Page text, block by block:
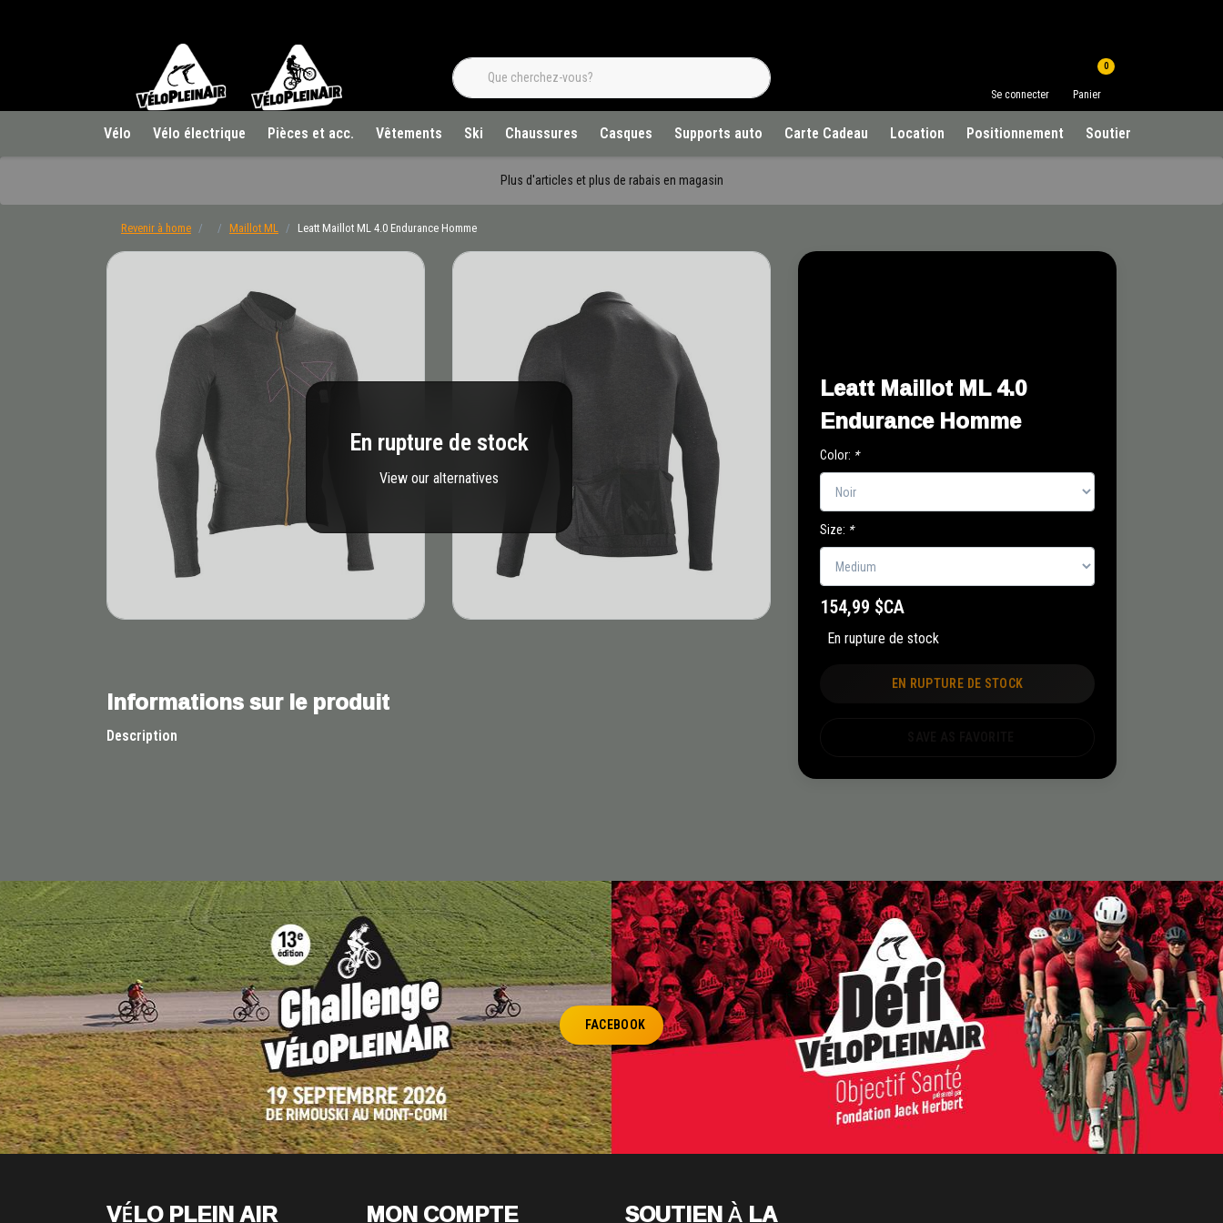
Se connecter
0
Panier
Vélo Vélo électrique Pièces et acc. Vêtements Ski Chaussures Casques Supports auto Carte Cadeau Location Positionnement Soutien à la clientèle
Plus d'articles et plus de rabais en magasin
Revenir à home Maillot ML Leatt Maillot ML 4.0 Endurance Homme
Leatt Maillot ML 4.0
Endurance Homme
Color: *
Size: *
154,99 $CA
En rupture de stock
EN RUPTURE DE STOCK
En rupture de stock
View our alternatives
Informations sur le produit
Description
FACEBOOK
VÉLO PLEIN AIR MON COMPTE SOUTIEN À LA